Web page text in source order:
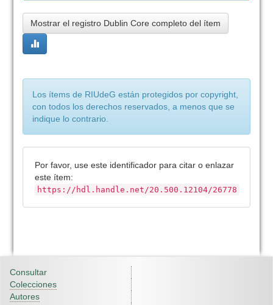
Mostrar el registro Dublin Core completo del ítem
Los ítems de RIUdeG están protegidos por copyright,
con todos los derechos reservados, a menos que se
indique lo contrario.
Por favor, use este identificador para citar o enlazar
este ítem:
https://hdl.handle.net/20.500.12104/26778
Consultar
Colecciones
Autores